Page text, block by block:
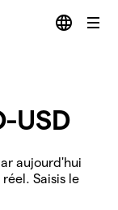
USD
aujourd'hui
Saisis le